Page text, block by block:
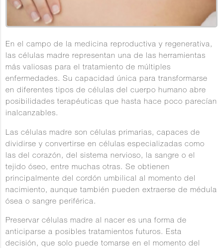
En el campo de la medicina reproductiva y regenerativa,
las células madre representan una de las herramientas
más valiosas para el tratamiento de múltiples
enfermedades. Su capacidad única para transformarse
en diferentes tipos de células del cuerpo humano abre
posibilidades terapéuticas que hasta hace poco parecían
inalcanzables.
Las células madre son células primarias, capaces de
dividirse y convertirse en células especializadas como
las del corazón, del sistema nervioso, la sangre o el
tejido óseo, entre muchas otras. Se obtienen
principalmente del cordón umbilical al momento del
nacimiento, aunque también pueden extraerse de médula
ósea o sangre periférica.
Preservar células madre al nacer es una forma de
anticiparse a posibles tratamientos futuros. Esta
decisión, que solo puede tomarse en el momento del